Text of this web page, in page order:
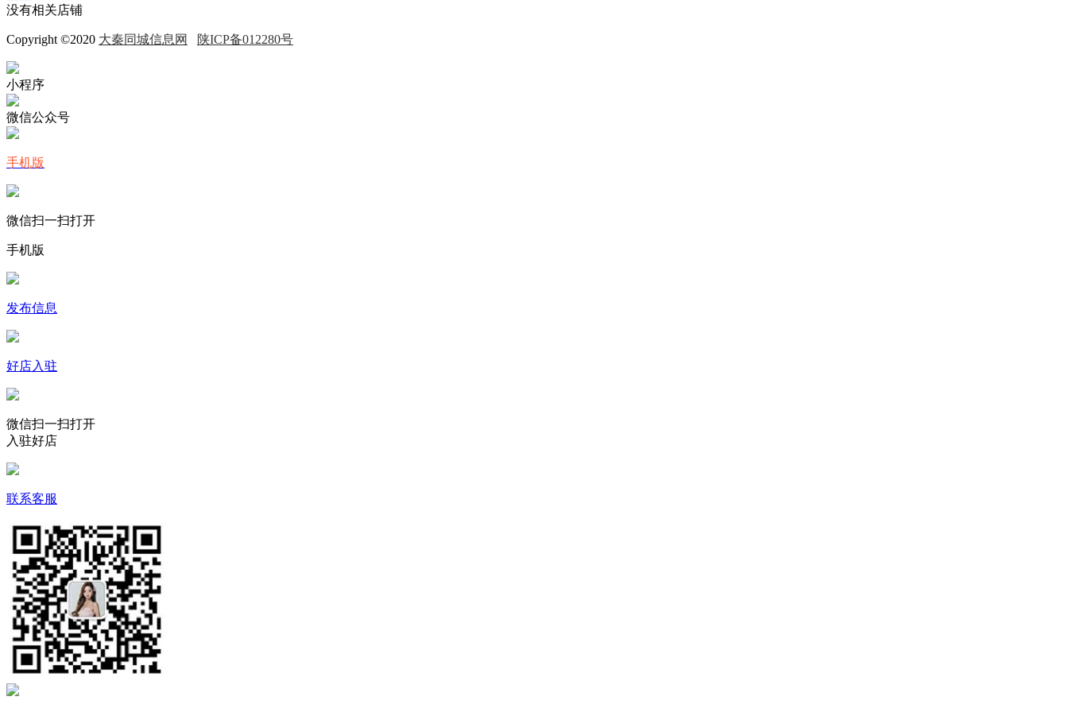
没有相关店铺
Copyright ©2020 大秦同城信息网 陕ICP备012280号
小程序
微信公众号
手机版
微信扫一扫打开
手机版
发布信息
好店入驻
微信扫一扫打开
入驻好店
联系客服